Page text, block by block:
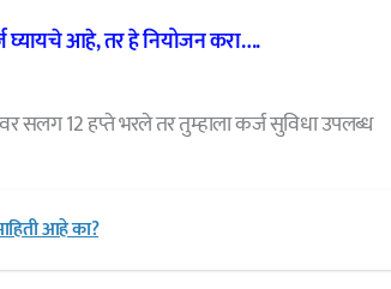
घ्यायचे आहे, तर हे नियोजन करा….
सलग 12 हप्ते भरले तर तुम्हाला कर्ज सुविधा उपलब्ध
आहे का?